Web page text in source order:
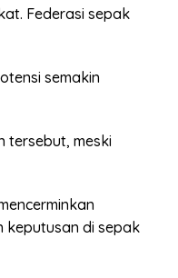
Federasi sepak
semakin
tersebut, meski
keputusan di sepak